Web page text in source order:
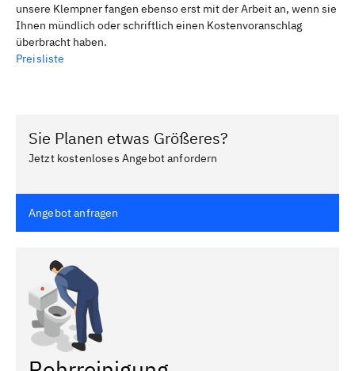
unsere Klempner fangen ebenso erst mit der Arbeit an, wenn sie
Ihnen mündlich oder schriftlich einen Kostenvoranschlag
überbracht haben.
Preisliste
Sie Planen etwas Größeres?
Jetzt kostenloses Angebot anfordern
Angebot anfragen